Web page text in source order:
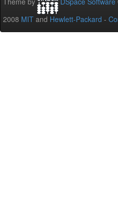
2008 MIT and Hewlett-Packard -